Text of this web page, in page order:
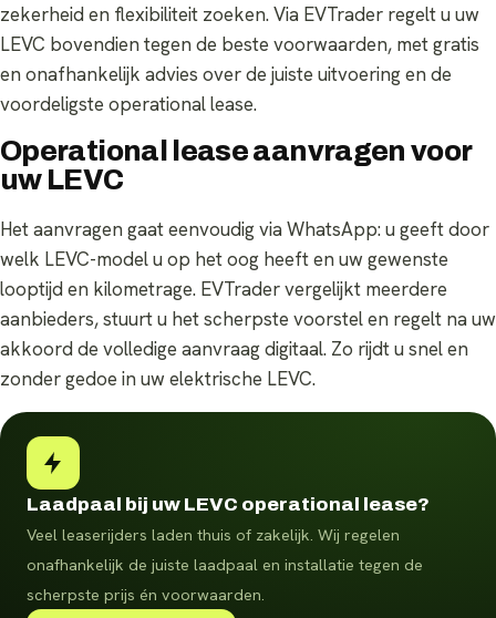
zekerheid en flexibiliteit zoeken. Via EVTrader regelt u uw
LEVC bovendien tegen de beste voorwaarden, met gratis
en onafhankelijk advies over de juiste uitvoering en de
voordeligste operational lease.
Operational lease aanvragen voor
uw LEVC
Het aanvragen gaat eenvoudig via WhatsApp: u geeft door
welk LEVC-model u op het oog heeft en uw gewenste
looptijd en kilometrage. EVTrader vergelijkt meerdere
aanbieders, stuurt u het scherpste voorstel en regelt na uw
akkoord de volledige aanvraag digitaal. Zo rijdt u snel en
zonder gedoe in uw elektrische LEVC.
Laadpaal bij uw LEVC operational lease?
Veel leaserijders laden thuis of zakelijk. Wij regelen
onafhankelijk de juiste laadpaal en installatie tegen de
scherpste prijs én voorwaarden.